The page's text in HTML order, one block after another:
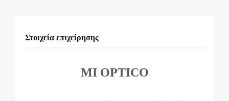
Στοιχεία επιχείρησης
MI OPTICO